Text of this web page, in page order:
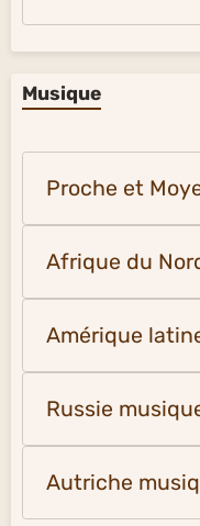
Musique
Proche et
Afrique du
Amérique
Russie
Autriche